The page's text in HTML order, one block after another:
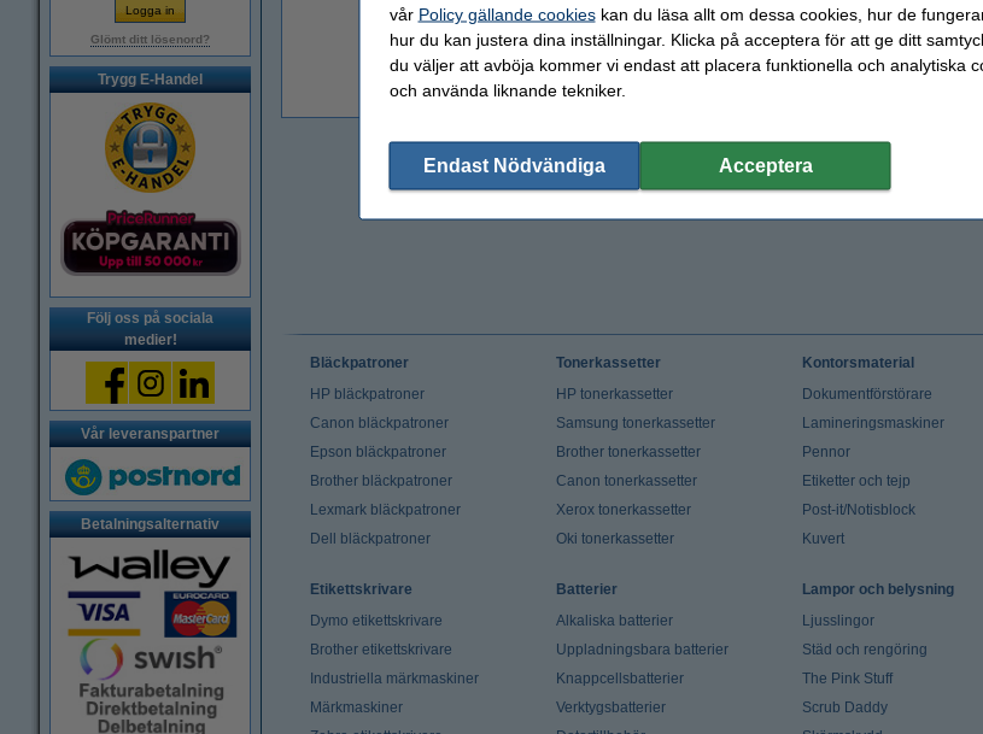
Glömt ditt lösenord?
Trygg E-Handel
Följ oss på sociala
medier!
Vår leveranspartner
Betalningsalternativ
Beställ nu så skickar vi på måndag!
19 kr
15,20 kr Exkl. 25% Moms
Bläckpatroner
HP bläckpatroner
Canon bläckpatroner
Epson bläckpatroner
Brother bläckpatroner
Lexmark bläckpatroner
Dell bläckpatroner
Tonerkassetter
HP tonerkassetter
Samsung tonerkassetter
Brother tonerkassetter
Canon tonerkassetter
Xerox tonerkassetter
Oki tonerkassetter
Kontorsmaterial
Dokumentförstörare
Lamineringsmaskiner
Pennor
Etiketter och tejp
Post-it/Notisblock
Kuvert
Etikettskrivare
Dymo etikettskrivare
Brother etikettskrivare
Industriella märkmaskiner
Märkmaskiner
Batterier
Alkaliska batterier
Uppladningsbara batterier
Knappcellsbatterier
Verktygsbatterier
Lampor och belysning
Ljusslingor
Städ och rengöring
The Pink Stuff
Scrub Daddy
vår Policy gällande cookieskan du läsa allt om dessa cookies, hur de
hur du kan justera dina inställningar. Klicka på acceptera för att ge ditt
du väljer att avböja kommer vi endast att placera funktionella och analytiska
och använda liknande tekniker.
Endast Nödvändiga Acceptera